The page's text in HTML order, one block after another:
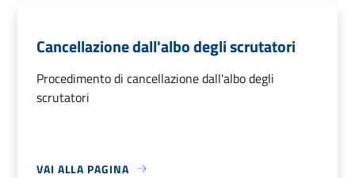
Cancellazione dall'albo degli scrutatori
Procedimento di cancellazione dall'albo degli
scrutatori
VAI ALLA PAGINA